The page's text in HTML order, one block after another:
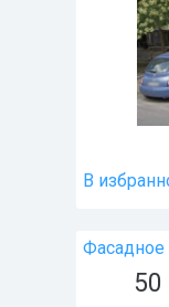
В
50